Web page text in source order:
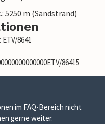
5250 m (Sandstrand)
8641
86415
im FAQ-Bereich nicht
gerne weiter.